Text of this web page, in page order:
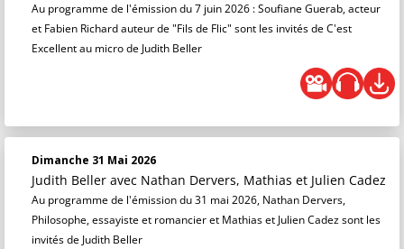
Au programme de l'émission du 7 juin 2026 : Soufiane Guerab, acteur
et Fabien Richard auteur de "Fils de Flic" sont les invités de C'est
Excellent au micro de Judith Beller
Dimanche 31 Mai 2026
Judith Beller avec Nathan Dervers, Mathias et Julien Cadez
Au programme de l'émission du 31 mai 2026, Nathan Dervers,
Philosophe, essayiste et romancier et Mathias et Julien Cadez sont les
invités de Judith Beller